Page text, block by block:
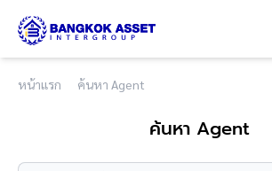
หน้าแรก ค้นหา Agent
ค้นหา Agent